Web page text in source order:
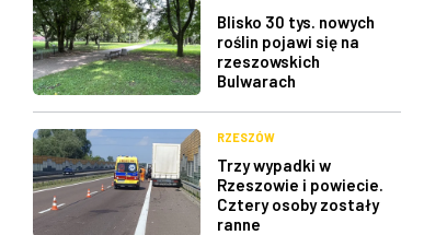
Blisko 30 tys. nowych
roślin pojawi się na
rzeszowskich
Bulwarach
RZESZÓW
Trzy wypadki w
Rzeszowie i powiecie.
Cztery osoby zostały
ranne